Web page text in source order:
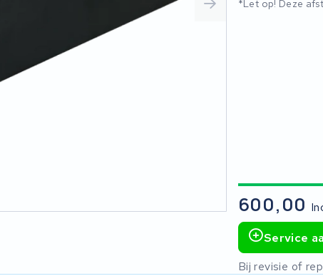
*Let op! Deze
600,00
Service
Bij revisie of